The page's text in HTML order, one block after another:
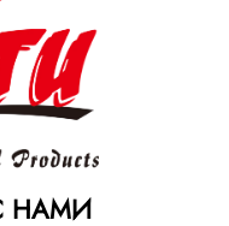
НАМИ